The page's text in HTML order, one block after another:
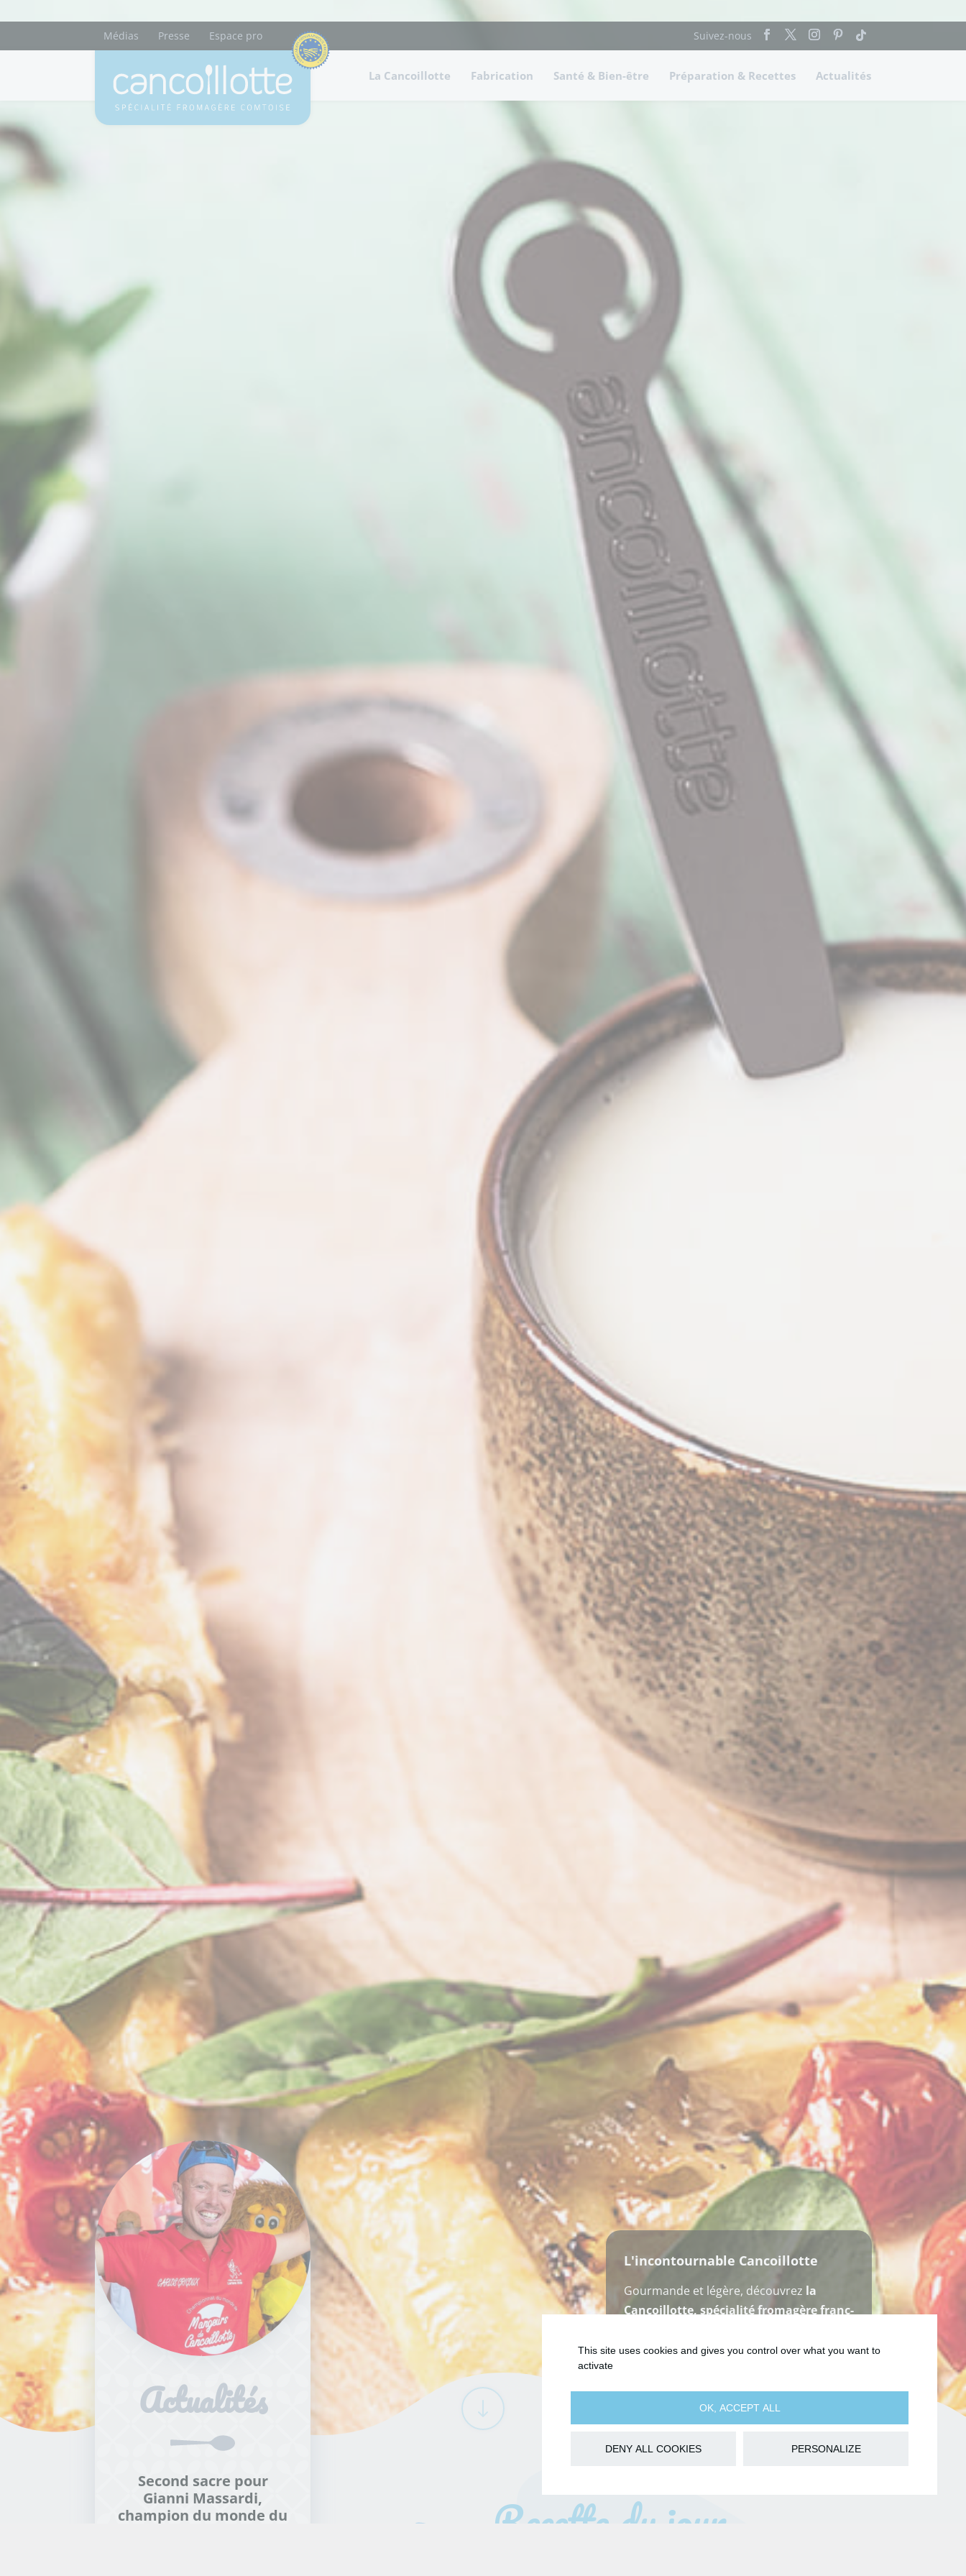
Médias Presse Espace pro
La Cancoillotte Fabrication Santé & Bien-être Préparation & Recettes Actualités
L'incontournable Cancoillotte
Gourmande et légère, découvrez la
Cancoillotte, spécialité fromagère franc-
Second sacre pour
Gianni Massardi,
champion du monde du
Recette du jour
This site uses cookies and gives you control over what you want to
activate
OK, ACCEPT ALL
DENY ALL COOKIES PERSONALIZE